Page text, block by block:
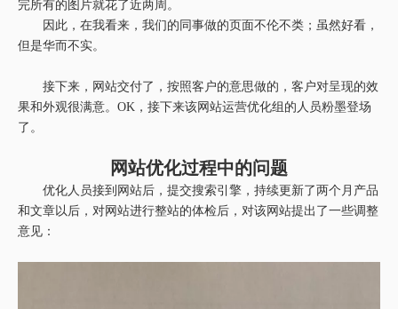
完所有的图片就花了近两周。
因此，在我看来，我们的同事做的页面不伦不类；虽然好看，
但是华而不实。
接下来，网站交付了，按照客户的意思做的，客户对呈现的效
果和外观很满意。OK，接下来该网站运营优化组的人员粉墨登场
了。
网站优化过程中的问题
优化人员接到网站后，提交搜索引擎，持续更新了两个月产品
和文章以后，对网站进行整站的体检后，对该网站提出了一些调整
意见：